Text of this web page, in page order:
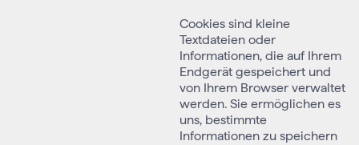
Cookies sind kleine
Textdateien oder
Informationen, die auf Ihrem
Endgerät gespeichert und
von Ihrem Browser verwaltet
werden. Sie ermöglichen es
uns, bestimmte
Informationen zu speichern